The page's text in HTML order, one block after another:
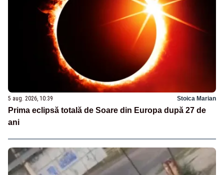
5 aug. 2026, 10:39 Stoica Marian
Prima eclipsă totală de Soare din Europa după 27 de
ani